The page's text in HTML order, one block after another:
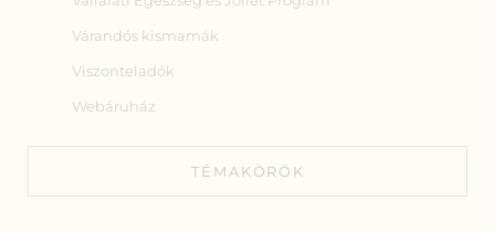
Várandós kismamák
Viszonteladók
Webáruház
TÉMAKÖRÖK